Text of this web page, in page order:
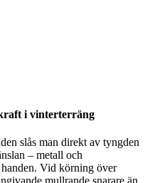
i vinterterräng
slås man direkt av tyngden
– metall och
Vid körning över